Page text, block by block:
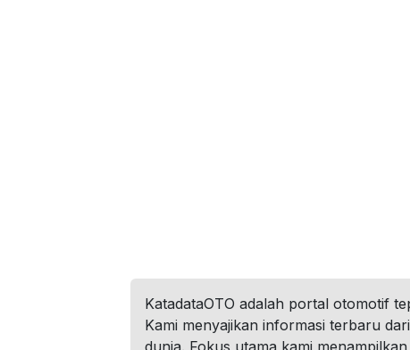
KatadataOTO adalah portal otomotif
Kami menyajikan informasi terbaru
dunia. Fokus utama kami